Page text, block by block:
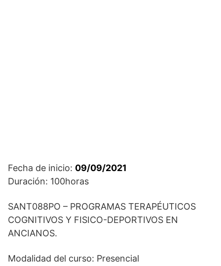
Fecha de inicio: 09/09/2021
Duración: 100horas
SANT088PO – PROGRAMAS TERAPÉUTICOS
COGNITIVOS Y FISICO-DEPORTIVOS EN
ANCIANOS.
Modalidad del curso: Presencial